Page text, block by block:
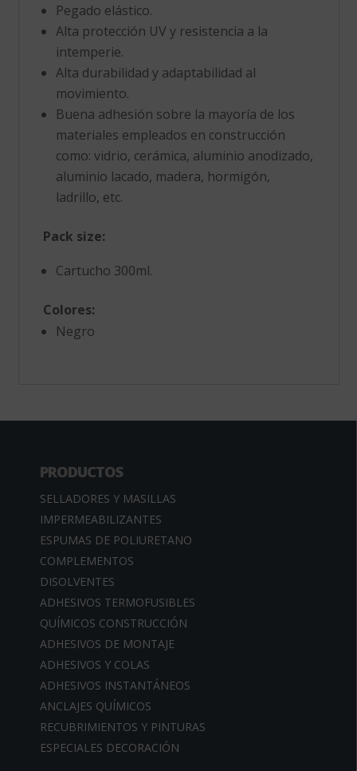
Pegado elástico.
Alta protección UV y resistencia a la
intemperie.
Alta durabilidad y adaptabilidad al
movimiento.
Buena adhesión sobre la mayoría de los
materiales empleados en construcción
como: vidrio, cerámica, aluminio anodizado,
aluminio lacado, madera, hormigón,
ladrillo, etc.
Pack size:
Cartucho 300ml.
Colores:
Negro
PRODUCTOS
SELLADORES Y MASILLAS
IMPERMEABILIZANTES
ESPUMAS DE POLIURETANO
COMPLEMENTOS
DISOLVENTES
ADHESIVOS TERMOFUSIBLES
QUÍMICOS CONSTRUCCIÓN
ADHESIVOS DE MONTAJE
ADHESIVOS Y COLAS
ADHESIVOS INSTANTÁNEOS
ANCLAJES QUÍMICOS
RECUBRIMIENTOS Y PINTURAS
ESPECIALES DECORACIÓN